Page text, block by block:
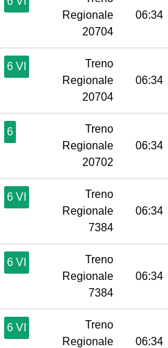
Regionale
20704
06:34
6 VI
Treno
Regionale
20704
06:34
6
Treno
Regionale
20702
06:34
6 VI
Treno
Regionale
7384
06:34
6 VI
Treno
Regionale
7384
06:34
6 VI
Treno
Regionale
06:34